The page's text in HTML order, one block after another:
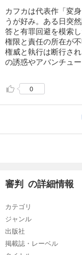
カフカは代表作「変
うが好み。ある日突
答と有罪回避を模索
権限と責任の所在が
権威と執行は断行さ
の誘惑やアバンチュー
0
審判 の詳細情報
カテゴリ
ジャンル
出版社
掲載誌・レーベル